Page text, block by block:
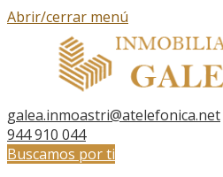
Abrir/cerrar menú
galea.inmoastri@atelefonica.net
944 910 044
Buscamos por ti